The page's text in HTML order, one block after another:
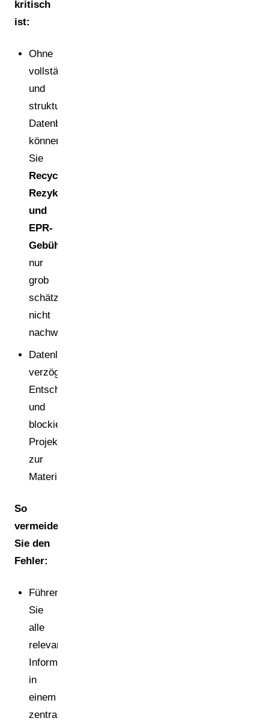
kritisch
ist:
Ohne
vollständige
und
strukturierte
Datenbasis
können
Sie
Recyclingfähigkeit,
Rezyklatquoten
und
EPR-
Gebühren
nur
grob
schätzen,
nicht
nachweisen.
Datenlücken
verzögern
Entscheidungen
und
blockieren
Projekte
zur
Materialumstellung.
So
vermeiden
Sie den
Fehler:
Führen
Sie
alle
relevanten
Informationen
in
einem
zentralen